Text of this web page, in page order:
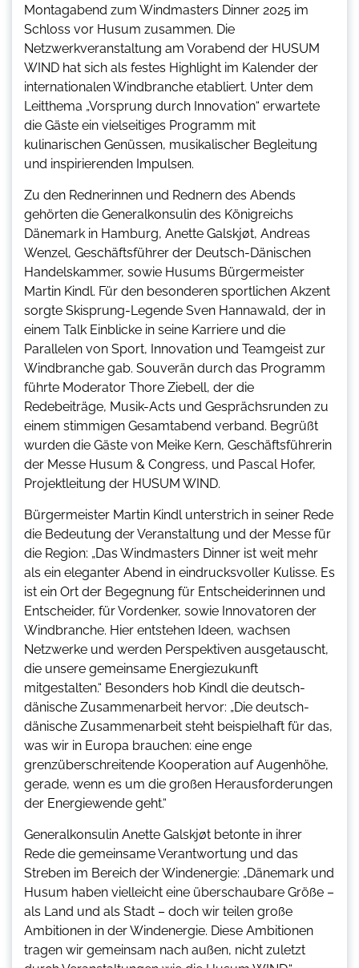
Montagabend zum Windmasters Dinner 2025 im
Schloss vor Husum zusammen. Die
Netzwerkveranstaltung am Vorabend der HUSUM
WIND hat sich als festes Highlight im Kalender der
internationalen Windbranche etabliert. Unter dem
Leitthema „Vorsprung durch Innovation“ erwartete
die Gäste ein vielseitiges Programm mit
kulinarischen Genüssen, musikalischer Begleitung
und inspirierenden Impulsen.
Zu den Rednerinnen und Rednern des Abends
gehörten die Generalkonsulin des Königreichs
Dänemark in Hamburg, Anette Galskjøt, Andreas
Wenzel, Geschäftsführer der Deutsch-Dänischen
Handelskammer, sowie Husums Bürgermeister
Martin Kindl. Für den besonderen sportlichen Akzent
sorgte Skisprung-Legende Sven Hannawald, der in
einem Talk Einblicke in seine Karriere und die
Parallelen von Sport, Innovation und Teamgeist zur
Windbranche gab. Souverän durch das Programm
führte Moderator Thore Ziebell, der die
Redebeiträge, Musik-Acts und Gesprächsrunden zu
einem stimmigen Gesamtabend verband. Begrüßt
wurden die Gäste von Meike Kern, Geschäftsführerin
der Messe Husum & Congress, und Pascal Hofer,
Projektleitung der HUSUM WIND.
Bürgermeister Martin Kindl unterstrich in seiner Rede
die Bedeutung der Veranstaltung und der Messe für
die Region: „Das Windmasters Dinner ist weit mehr
als ein eleganter Abend in eindrucksvoller Kulisse. Es
ist ein Ort der Begegnung für Entscheiderinnen und
Entscheider, für Vordenker, sowie Innovatoren der
Windbranche. Hier entstehen Ideen, wachsen
Netzwerke und werden Perspektiven ausgetauscht,
die unsere gemeinsame Energiezukunft
mitgestalten.“ Besonders hob Kindl die deutsch-
dänische Zusammenarbeit hervor: „Die deutsch-
dänische Zusammenarbeit steht beispielhaft für das,
was wir in Europa brauchen: eine enge
grenzüberschreitende Kooperation auf Augenhöhe,
gerade, wenn es um die großen Herausforderungen
der Energiewende geht.“
Generalkonsulin Anette Galskjøt betonte in ihrer
Rede die gemeinsame Verantwortung und das
Streben im Bereich der Windenergie: „Dänemark und
Husum haben vielleicht eine überschaubare Größe –
als Land und als Stadt – doch wir teilen große
Ambitionen in der Windenergie. Diese Ambitionen
tragen wir gemeinsam nach außen, nicht zuletzt